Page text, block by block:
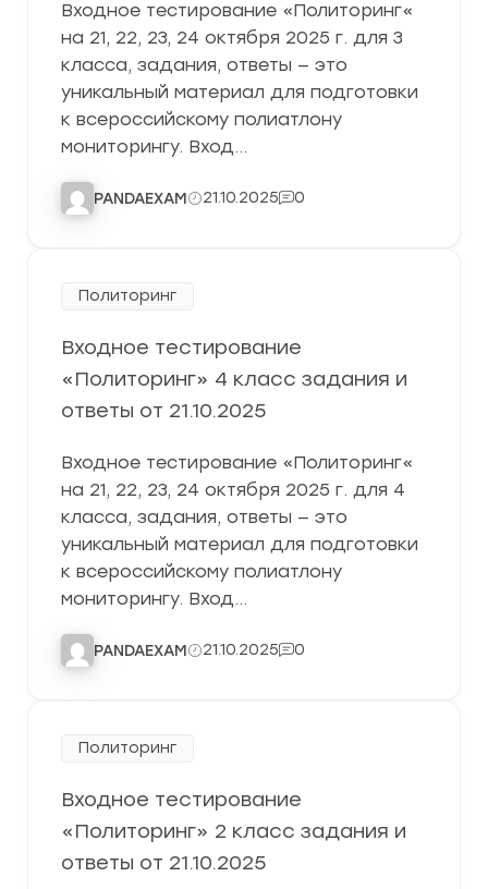
Входное тестирование «Политоринг«
на 21, 22, 23, 24 октября 2025 г. для 3
класса, задания, ответы — это
уникальный материал для подготовки
к всероссийскому полиатлону
мониторингу. Вход…
PANDAEXAM 21.10.2025 0
Политоринг
Входное тестирование
«Политоринг» 4 класс задания и
ответы от 21.10.2025
Входное тестирование «Политоринг«
на 21, 22, 23, 24 октября 2025 г. для 4
класса, задания, ответы — это
уникальный материал для подготовки
к всероссийскому полиатлону
мониторингу. Вход…
PANDAEXAM 21.10.2025 0
Политоринг
Входное тестирование
«Политоринг» 2 класс задания и
ответы от 21.10.2025